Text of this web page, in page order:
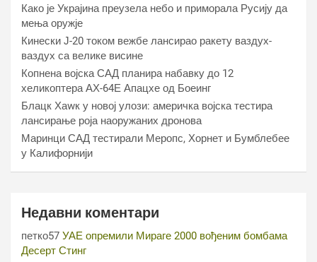
Како је Украјина преузела небо и приморала Русију да
мења оружје
Кинески Ј-20 током вежбе лансирао ракету ваздух-
ваздух са велике висине
Копнена војска САД планира набавку до 12
хеликоптера АХ-64Е Апацхе од Боеинг
Блацк Хаwк у новој улози: америчка војска тестира
лансирање роја наоружаних дронова
Маринци САД тестирали Меропс, Хорнет и Бумблебее
у Калифорнији
Недавни коментари
петко57 УАЕ опремили Мираге 2000 вођеним бомбама
Десерт Стинг